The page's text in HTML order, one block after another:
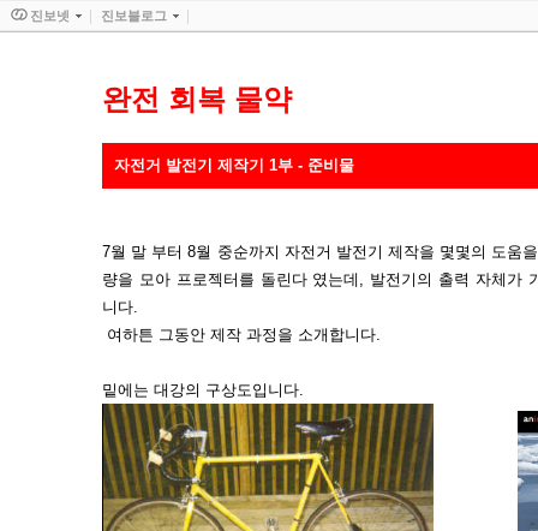
완전 회복 물약
자전거 발전기 제작기 1부 - 준비물
7월 말 부터 8월 중순까지 자전거 발전기 제작을 몇몇의 도움
량을 모아 프로젝터를 돌린다 였는데, 발전기의 출력 자체가
니다.
여하튼 그동안 제작 과정을 소개합니다.
밑에는 대강의 구상도입니다.
진보넷 진보블로그